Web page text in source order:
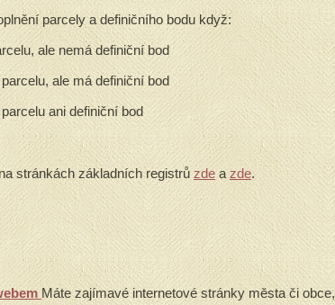
parcely a definičního bodu když:
ale nemá definiční bod
ale má definiční bod
ani definiční bod
stránkách základních registrůzdea zde.
Máte zajímavé internetové stránky města či obce,